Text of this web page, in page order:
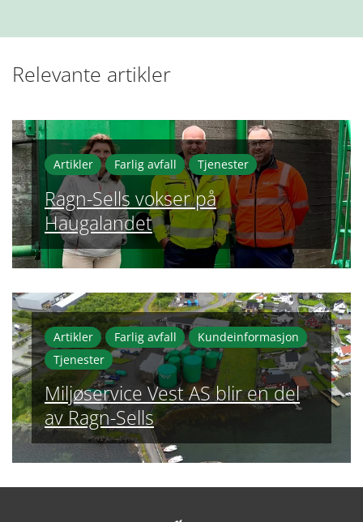
Relevante artikler
Artikler Farlig avfall Tjenester
Ragn-Sells vokser på
Haugalandet
Artikler Farlig avfall
Kundeinformasjon
Tjenester
Miljøservice Vest AS blir en del
av Ragn-Sells